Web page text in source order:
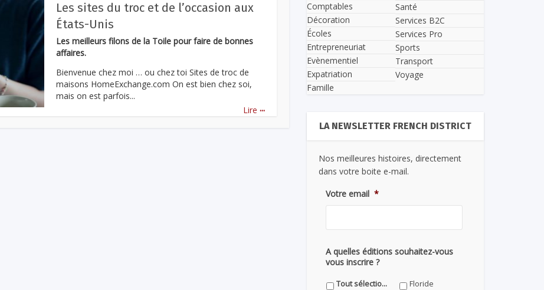
Les sites du troc et de l’occasion aux
États-Unis
Les meilleurs filons de la Toile pour faire de bonnes
affaires.
Bienvenue chez moi … ou chez toi Sites de troc de
maisons HomeExchange.com On est bien chez soi,
mais on est parfois...
Lire ...
Comptables
Décoration
Écoles
Entrepreneuriat
Evènementiel
Expatriation
Famille
Santé
Services B2C
Services Pro
Sports
Transport
Voyage
LA NEWSLETTER FRENCH DISTRICT
Nos meilleures histoires, directement
dans votre boite e-mail.
Votre email *
A quelles éditions souhaitez-vous
vous inscrire ?
Tout sélectionner
Floride